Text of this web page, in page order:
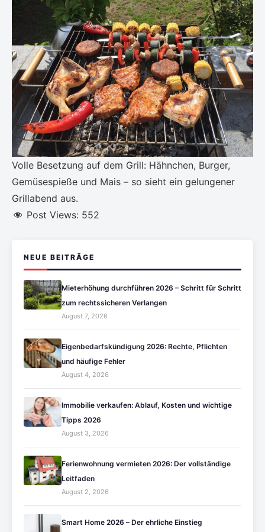
Volle Besetzung auf dem Grill: Hähnchen, Burger,
Gemüsespieße und Mais – so sieht ein gelungener
Grillabend aus.
Post Views: 552
NEUE BEITRÄGE
Mieterhöhung durchführen 2026 – Schritt für Schritt
zum rechtssicheren Verlangen
August 7, 2026
Eigenbedarfskündigung 2026: Rechte, Pflichten
und häufige Fehler
August 4, 2026
Immobilie verkaufen: Ablauf, Kosten und wichtige
Tipps 2026
August 3, 2026
Ferienwohnung vermieten 2026: Der vollständige
Leitfaden
August 2, 2026
Smart Home 2026 – Der ehrliche Einstieg